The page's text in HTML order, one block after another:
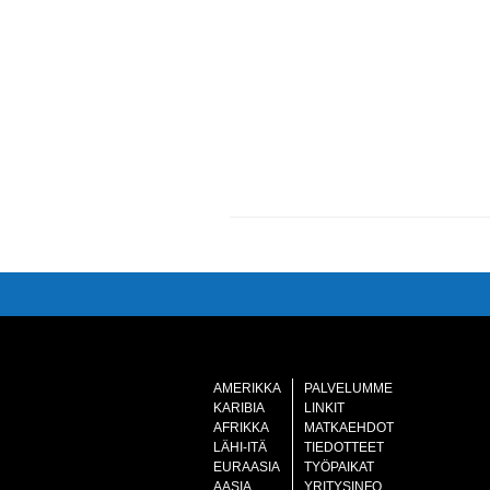
AMERIKKA
KARIBIA
AFRIKKA
LÄHI-ITÄ
EURAASIA
AASIA
PALVELUMME
LINKIT
MATKAEHDOT
TIEDOTTEET
TYÖPAIKAT
YRITYSINFO